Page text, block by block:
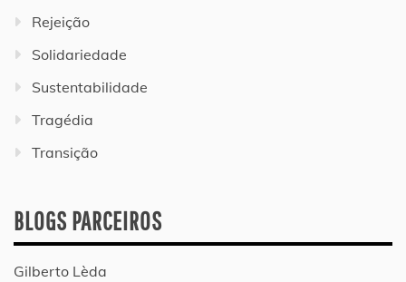
Rejeição
Solidariedade
Sustentabilidade
Tragédia
Transição
BLOGS PARCEIROS
Gilberto Lèda